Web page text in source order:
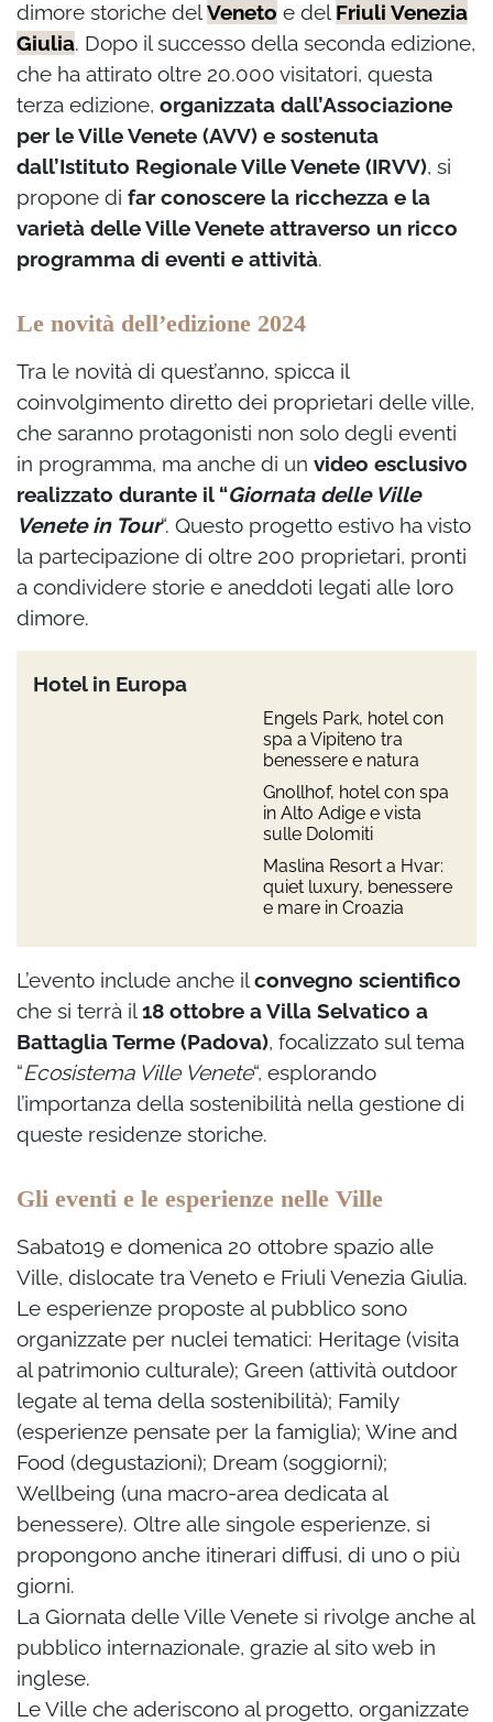
dimore storiche delVeneto e del Friuli Venezia
Giulia. Dopo il successo della seconda edizione,
che ha attirato oltre 20.000 visitatori, questa
terza edizione, organizzata dall’Associazione
per le Ville Venete (AVV) e sostenuta
dall’Istituto Regionale Ville Venete (IRVV), si
propone di far conoscere la ricchezza e la
varietà delle Ville Venete attraverso un ricco
programma di eventi e attività.
Le novità dell’edizione 2024
Tra le novità di quest’anno, spicca il
coinvolgimento diretto dei proprietari delle ville,
che saranno protagonisti non solo degli eventi
in programma, ma anche di un video esclusivo
realizzato durante il “Giornata delle Ville
Venete in Tour“. Questo progetto estivo ha visto
la partecipazione di oltre 200 proprietari, pronti
a condividere storie e aneddoti legati alle loro
dimore.
Hotel in Europa
Engels Park, hotel con
spa a Vipiteno tra
benessere e natura
Gnollhof, hotel con spa
in Alto Adige e vista
sulle Dolomiti
Maslina Resort a Hvar:
quiet luxury, benessere
e mare in Croazia
L’evento include anche ilconvegno scientifico
che si terrà il18 ottobre a Villa Selvatico a
Battaglia Terme (Padova), focalizzato sul tema
“Ecosistema Ville Venete“, esplorando
l’importanza della sostenibilità nella gestione di
queste residenze storiche.
Gli eventi e le esperienze nelle Ville
Sabato19 e domenica 20 ottobre spazio alle
Ville, dislocate tra Veneto e Friuli Venezia Giulia.
Le esperienze proposte al pubblico sono
organizzate per nuclei tematici: Heritage (visita
al patrimonio culturale); Green (attività outdoor
legate al tema della sostenibilità); Family
(esperienze pensate per la famiglia); Wine and
Food (degustazioni); Dream (soggiorni);
Wellbeing (una macro-area dedicata al
benessere). Oltre alle singole esperienze, si
propongono anche itinerari diffusi, di uno o più
giorni.
La Giornata delle Ville Venete si rivolge anche al
pubblico internazionale, grazie al sito web in
inglese.
Le Ville che aderiscono al progetto, organizzate